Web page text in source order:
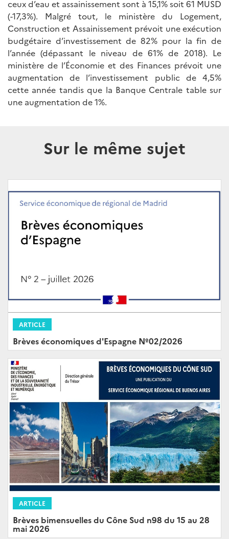
ceux d’eau et assainissement sont à 15,1% soit 61 MUSD
(-17,3%). Malgré tout, le ministère du Logement,
Construction et Assainissement prévoit une exécution
budgétaire d’investissement de 82% pour la fin de
l’année (dépassant le niveau de 61% de 2018). Le
ministère de l’Économie et des Finances prévoit une
augmentation de l’investissement public de 4,5%
cette année tandis que la Banque Centrale table sur
une augmentation de 1%.
Sur le même sujet
ARTICLE
Brèves économiques d'Espagne Nº02/2026
ARTICLE
Brèves bimensuelles du Cône Sud n98 du 15 au 28
mai 2026